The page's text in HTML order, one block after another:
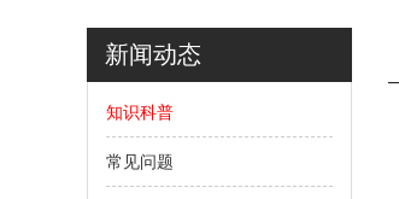
新闻动态
知识科普
常见问题